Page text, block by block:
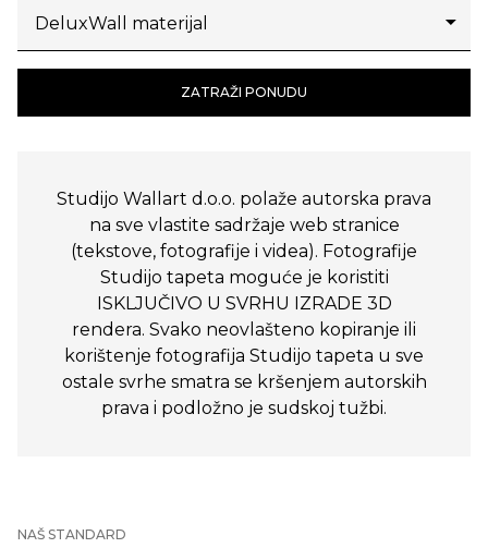
ZATRAŽI PONUDU
Studijo Wallart d.o.o. polaže autorska prava
na sve vlastite sadržaje web stranice
(tekstove, fotografije i videa). Fotografije
Studijo tapeta moguće je koristiti
ISKLJUČIVO U SVRHU IZRADE 3D
rendera. Svako neovlašteno kopiranje ili
korištenje fotografija Studijo tapeta u sve
ostale svrhe smatra se kršenjem autorskih
prava i podložno je sudskoj tužbi.
NAŠ STANDARD